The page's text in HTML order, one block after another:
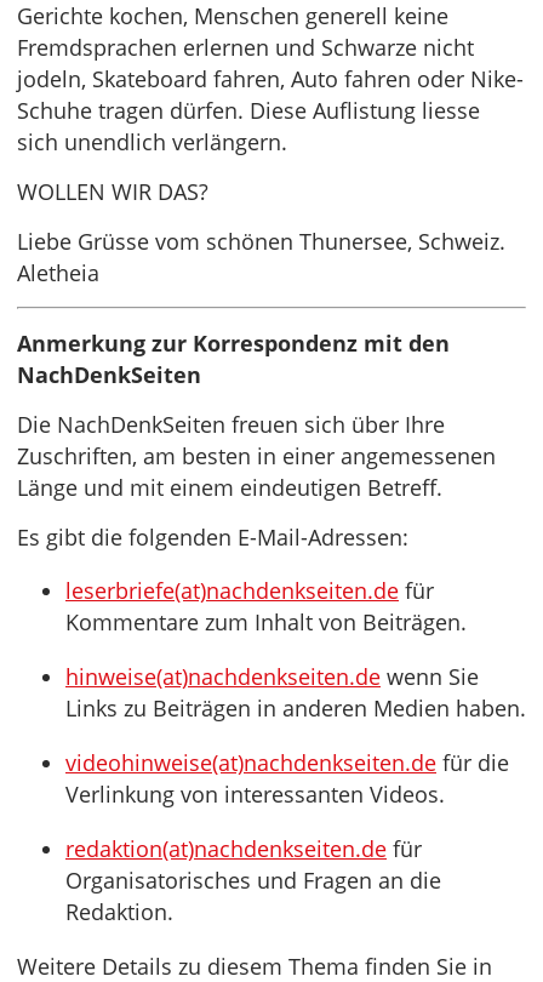
Gerichte kochen, Menschen generell keine
Fremdsprachen erlernen und Schwarze nicht
jodeln, Skateboard fahren, Auto fahren oder Nike-
Schuhe tragen dürfen. Diese Auflistung liesse
sich unendlich verlängern.
WOLLEN WIR DAS?
Liebe Grüsse vom schönen Thunersee, Schweiz.
Aletheia
Anmerkung zur Korrespondenz mit den
NachDenkSeiten
Die NachDenkSeiten freuen sich über Ihre
Zuschriften, am besten in einer angemessenen
Länge und mit einem eindeutigen Betreff.
Es gibt die folgenden E-Mail-Adressen:
leserbriefe(at)nachdenkseiten.de für
Kommentare zum Inhalt von Beiträgen.
hinweise(at)nachdenkseiten.de wenn Sie
Links zu Beiträgen in anderen Medien haben.
videohinweise(at)nachdenkseiten.de für die
Verlinkung von interessanten Videos.
redaktion(at)nachdenkseiten.de für
Organisatorisches und Fragen an die
Redaktion.
Weitere Details zu diesem Thema finden Sie in